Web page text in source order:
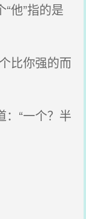
他”指的是
比你强的而
“一个？半